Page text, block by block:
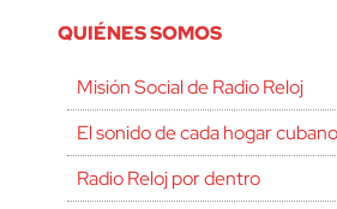
QUIÉNES SOMOS
Misión Social de Radio Reloj
El sonido de cada hogar cubano
Radio Reloj por dentro